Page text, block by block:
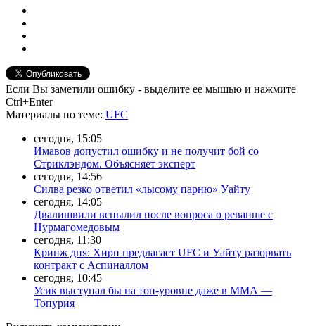
Если Вы заметили ошибку - выделите ее мышью и нажмите
Ctrl+Enter
Материалы по теме: UFC
сегодня, 15:05
Имавов допустил ошибку и не получит бой со
Стриклэндом. Объясняет эксперт
сегодня, 14:56
Силва резко ответил «лысому парню» Уайту
сегодня, 14:05
Двалишвили вспылил после вопроса о реванше с
Нурмагомедовым
сегодня, 11:30
Кринж дня: Хирн предлагает UFC и Уайту разорвать
контракт с Аспиналлом
сегодня, 10:45
Усик выступал бы на топ-уровне даже в ММА —
Топурия